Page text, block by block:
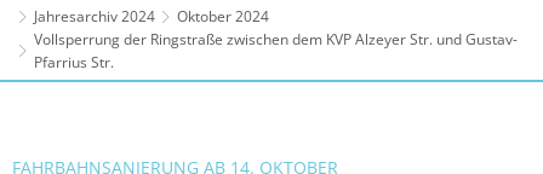
Jahresarchiv 2024
Oktober 2024
Vollsperrung der Ringstraße zwischen dem KVP Alzeyer Str. und Gustav-
Pfarrius Str.
FAHRBAHNSANIERUNG AB 14. OKTOBER